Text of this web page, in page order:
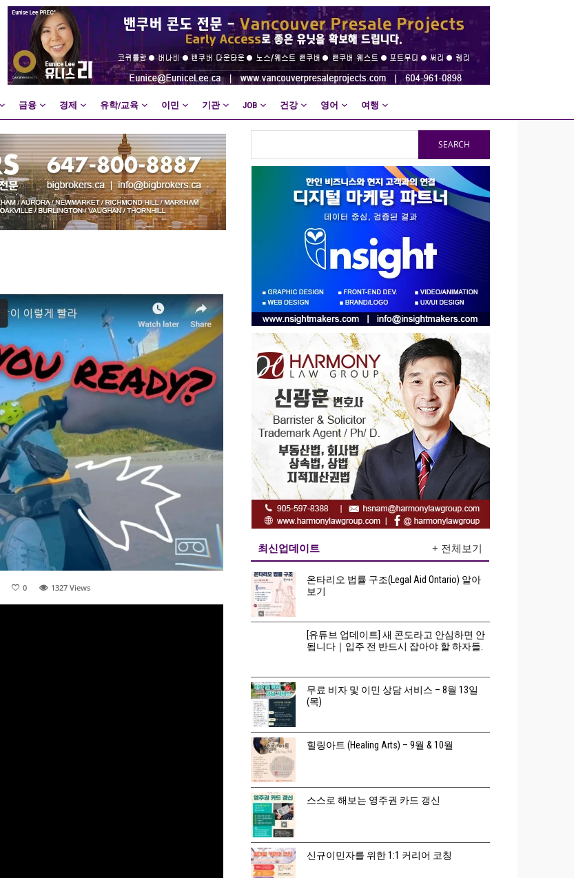
금융 경제 유학/교육 이민 기관 JOB 건강 영어 여행
0 1327 Views
최신업데이트 + 전체보기
온타리오 법률 구조(Legal Aid Ontario) 알아
보기
[유튜브 업데이트] 새 콘도라고 안심하면 안
됩니다｜입주 전 반드시 잡아야 할 하자들.
무료 비자 및 이민 상담 서비스 – 8월 13일
(목)
힐링아트 (Healing Arts) – 9월 & 10월
스스로 해보는 영주권 카드 갱신
신규이민자를 위한 1:1 커리어 코칭